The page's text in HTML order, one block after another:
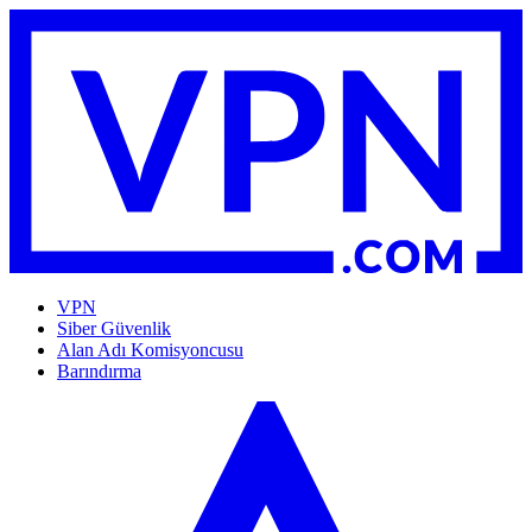
VPN
Siber Güvenlik
Alan Adı Komisyoncusu
Barındırma